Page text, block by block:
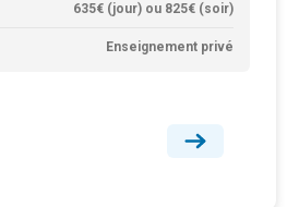
635€ (jour) ou 825€ (soir)
Enseignement privé